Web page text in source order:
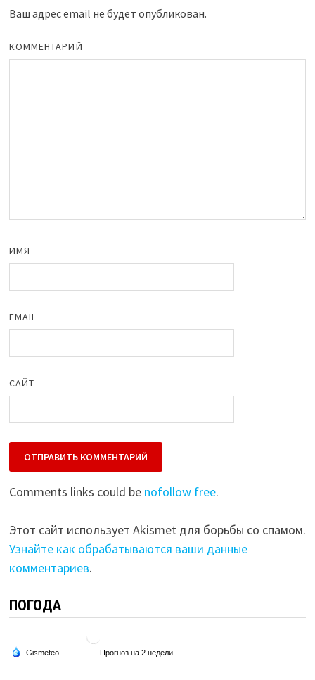
Ваш адрес email не будет опубликован.
КОММЕНТАРИЙ
ИМЯ
EMAIL
САЙТ
Comments links could be nofollow free.
Этот сайт использует Akismet для борьбы со спамом.
Узнайте как обрабатываются ваши данные
комментариев.
ПОГОДА